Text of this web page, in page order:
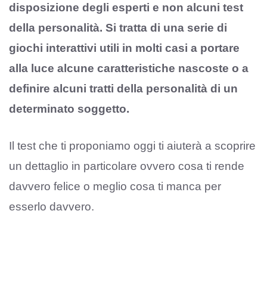
disposizione degli esperti e non alcuni test
della personalità. Si tratta di una serie di
giochi interattivi utili in molti casi a portare
alla luce alcune caratteristiche nascoste o a
definire alcuni tratti della personalità di un
determinato soggetto.
Il test che ti proponiamo oggi ti aiuterà a scoprire
un dettaglio in particolare ovvero cosa ti rende
davvero felice o meglio cosa ti manca per
esserlo davvero.